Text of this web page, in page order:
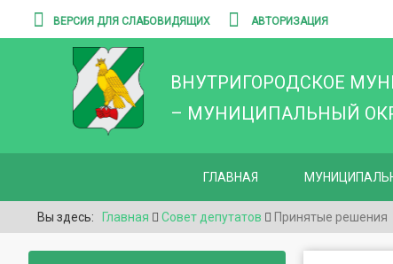
ВЕРСИЯ ДЛЯ СЛАБОВИДЯЩИХ АВТОРИЗАЦИЯ
ВНУТРИГОРОДСКОЕ
– МУНИЦИПАЛЬНЫЙ
ГЛАВНАЯ
Вы здесь: Главная Совет депутатов Принятые решения